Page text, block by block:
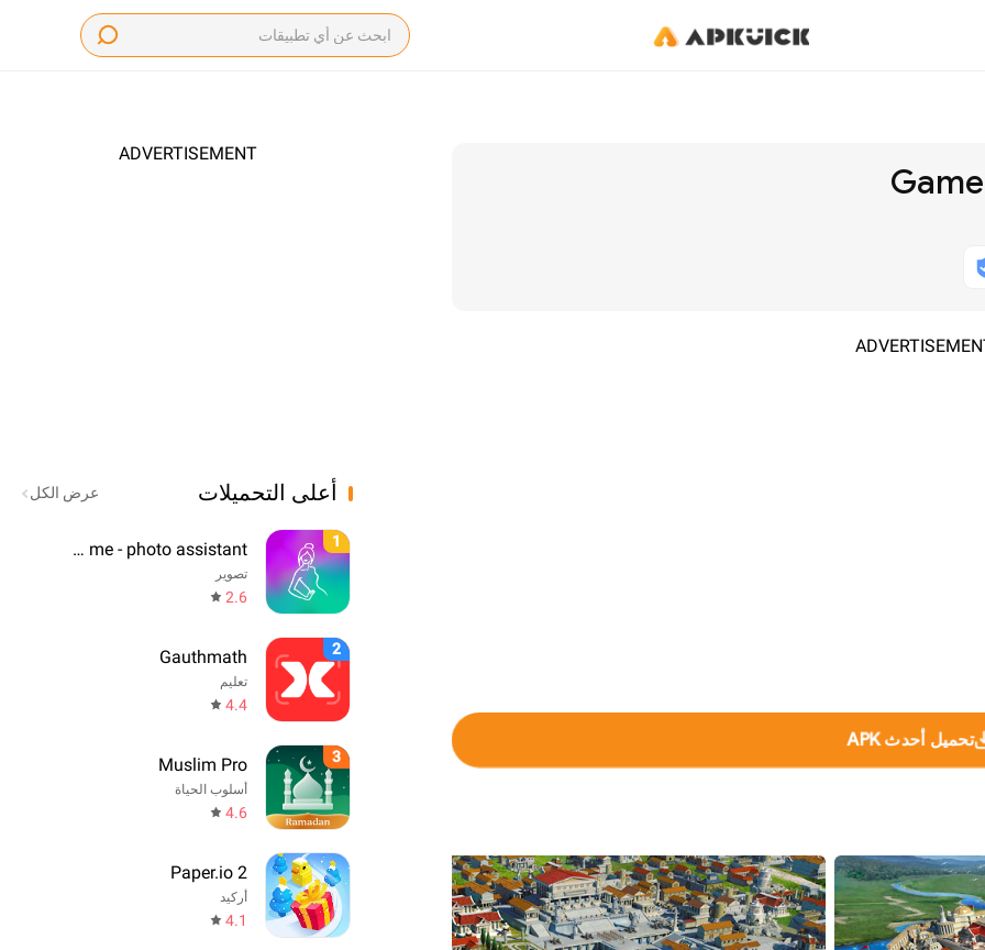
تحميل أحدث APK
ADVERTISEMENT
أعلى التحميلات عرض الكل
1
Pose me - photo assistant
تصوير
2.6
2
Gauthmath
تعليم
4.4
3
Muslim Pro
أسلوب الحياة
4.6
Paper.io 2
أركيد
4.1